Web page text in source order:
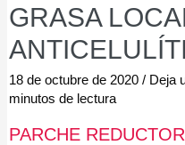
GRASA
18 de octubre de 2020/ Deja
minutos de lectura
PARCHE